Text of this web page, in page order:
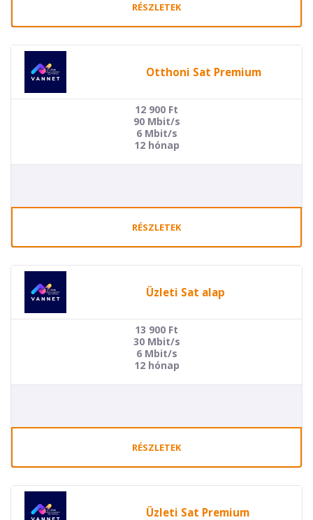
RÉSZLETEK
Otthoni Sat Premium
12 900 Ft
90 Mbit/s
6 Mbit/s
12 hónap
RÉSZLETEK
Üzleti Sat alap
13 900 Ft
30 Mbit/s
6 Mbit/s
12 hónap
RÉSZLETEK
Üzleti Sat Premium